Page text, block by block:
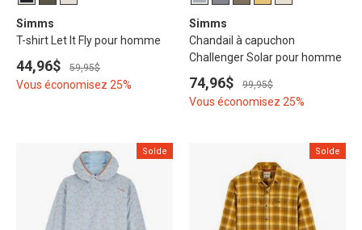
Simms
T-shirt Let It Fly pour homme
44,96$ 59,95$
Vous économisez 25%
Simms
Chandail à capuchon
Challenger Solar pour homme
74,96$ 99,95$
Vous économisez 25%
Solde Solde